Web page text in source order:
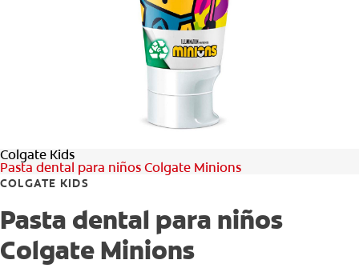
CHEQUEO DE SALUD BUCAL
CORRESPONDENCIA DE PRODUCTOS
Colgate Kids
Pasta dental para niños Colgate Minions
COLGATE KIDS
Pasta dental para niños
Colgate Minions